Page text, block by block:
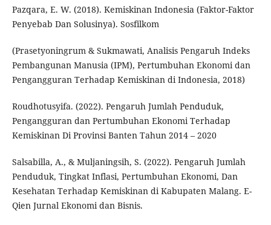
Pazqara, E. W. (2018). Kemiskinan Indonesia (Faktor-Faktor
Penyebab Dan Solusinya). Sosfilkom
(Prasetyoningrum & Sukmawati, Analisis Pengaruh Indeks
Pembangunan Manusia (IPM), Pertumbuhan Ekonomi dan
Pengangguran Terhadap Kemiskinan di Indonesia, 2018)
Roudhotusyifa. (2022). Pengaruh Jumlah Penduduk,
Pengangguran dan Pertumbuhan Ekonomi Terhadap
Kemiskinan Di Provinsi Banten Tahun 2014 – 2020
Salsabilla, A., & Muljaningsih, S. (2022). Pengaruh Jumlah
Penduduk, Tingkat Inflasi, Pertumbuhan Ekonomi, Dan
Kesehatan Terhadap Kemiskinan di Kabupaten Malang. E-
Qien Jurnal Ekonomi dan Bisnis.